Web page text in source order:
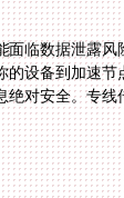
临数据泄露
设备到加速
绝对安全。